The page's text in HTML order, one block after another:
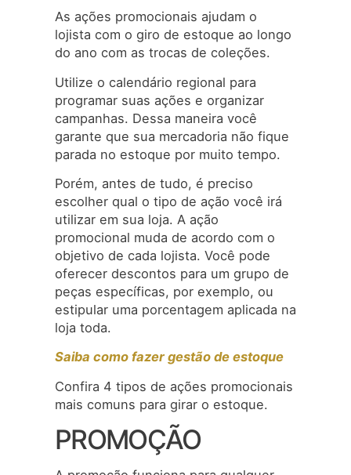
As ações promocionais ajudam o
lojista com o giro de estoque ao longo
do ano com as trocas de coleções.
Utilize o calendário regional para
programar suas ações e organizar
campanhas. Dessa maneira você
garante que sua mercadoria não fique
parada no estoque por muito tempo.
Porém, antes de tudo, é preciso
escolher qual o tipo de ação você irá
utilizar em sua loja. A ação
promocional muda de acordo com o
objetivo de cada lojista. Você pode
oferecer descontos para um grupo de
peças específicas, por exemplo, ou
estipular uma porcentagem aplicada na
loja toda.
Saiba como fazer gestão de estoque
Confira 4 tipos de ações promocionais
mais comuns para girar o estoque.
PROMOÇÃO